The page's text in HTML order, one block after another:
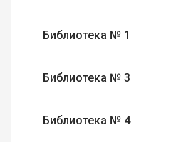
Библиотека № 1
Библиотека № 3
Библиотека № 4